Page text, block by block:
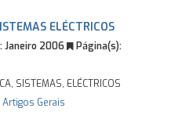
ELÉCTRICOS
Janeiro 2006
Página(s):
SISTEMAS, ELÉCTRICOS
Artigos Gerais